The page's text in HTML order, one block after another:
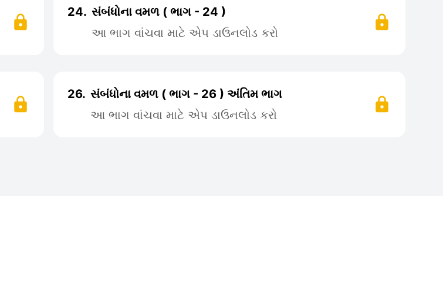
24. સંબંધોના વમળ ( ભાગ - 24 )
આ ભાગ વાંચવા માટે એપ ડાઉનલોડ કરો
26. સંબંધોના વમળ ( ભાગ - 26 ) અંતિમ ભાગ
આ ભાગ વાંચવા માટે એપ ડાઉનલોડ કરો